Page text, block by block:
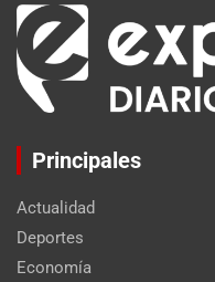
Principales
Actualidad
Deportes
Economía